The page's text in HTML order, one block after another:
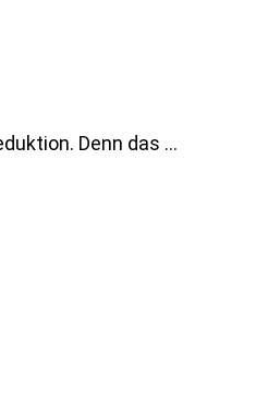
Denn das ...